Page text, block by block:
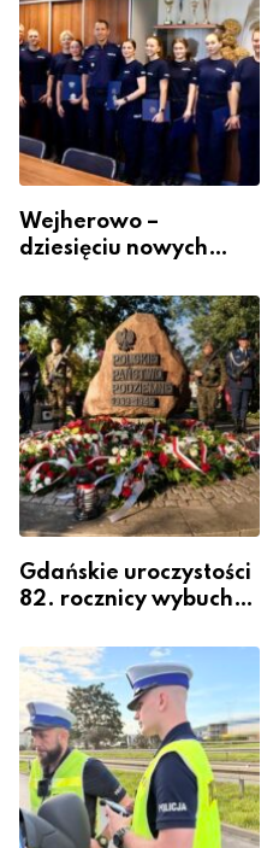
Wejherowo –
dziesięciu nowych
szeregach Komendy
Powiatowej
Gdańskie uroczystości
82. rocznicy wybuchu
Warszawskiego